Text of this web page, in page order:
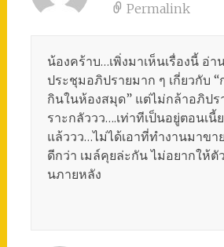
Permalink
น้องคร้าบ…เพิ่งมาเห็นเรื่องนี้ อ่า
ประชุมอภิปรายมาก ๆ เกี่ยวกับ
กินในห้องสมุด” แต่ไม่กล้าอภิปร
ราะกลัววว….เท่าทีเป็นอยู่ตอนเนี้
แล้ววว…ไม่ได้เอาที่ทำงานมาขา
ดีกว่า เมล์คุยล่ะกัน ไม่อยากให้ตั
นภายหลัง